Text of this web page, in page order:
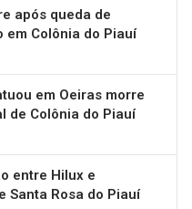
após queda de
em Colônia do Piauí
em Oeiras morre
de Colônia do Piauí
entre Hilux e
Santa Rosa do Piauí